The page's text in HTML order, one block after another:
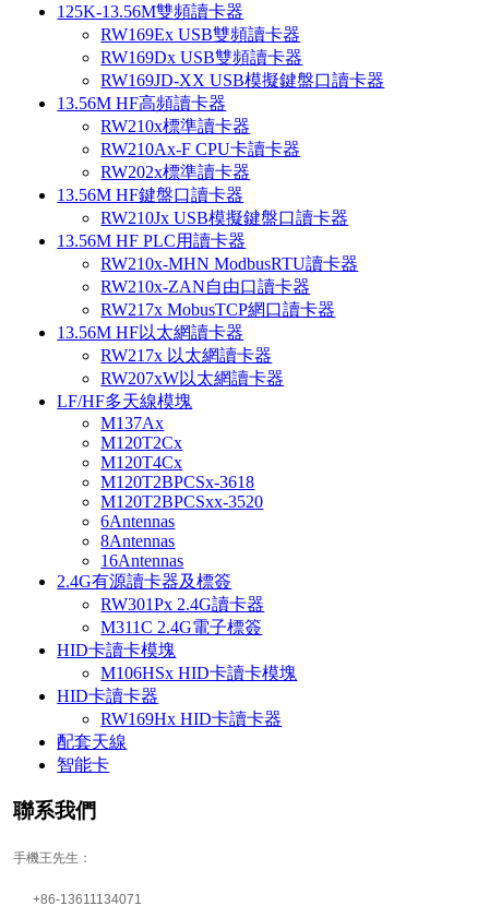
125K-13.56M雙頻讀卡器
RW169Ex USB雙頻讀卡器
RW169Dx USB雙頻讀卡器
RW169JD-XX USB模擬鍵盤口讀卡器
13.56M HF高頻讀卡器
RW210x標準讀卡器
RW210Ax-F CPU卡讀卡器
RW202x標準讀卡器
13.56M HF鍵盤口讀卡器
RW210Jx USB模擬鍵盤口讀卡器
13.56M HF PLC用讀卡器
RW210x-MHN ModbusRTU讀卡器
RW210x-ZAN自由口讀卡器
RW217x MobusTCP網口讀卡器
13.56M HF以太網讀卡器
RW217x 以太網讀卡器
RW207xW以太網讀卡器
LF/HF多天線模塊
M137Ax
M120T2Cx
M120T4Cx
M120T2BPCSx-3618
M120T2BPCSxx-3520
6Antennas
8Antennas
16Antennas
2.4G有源讀卡器及標簽
RW301Px 2.4G讀卡器
M311C 2.4G電子標簽
HID卡讀卡模塊
M106HSx HID卡讀卡模塊
HID卡讀卡器
RW169Hx HID卡讀卡器
配套天線
智能卡
聯系我們
手機王先生：
+86-13611134071